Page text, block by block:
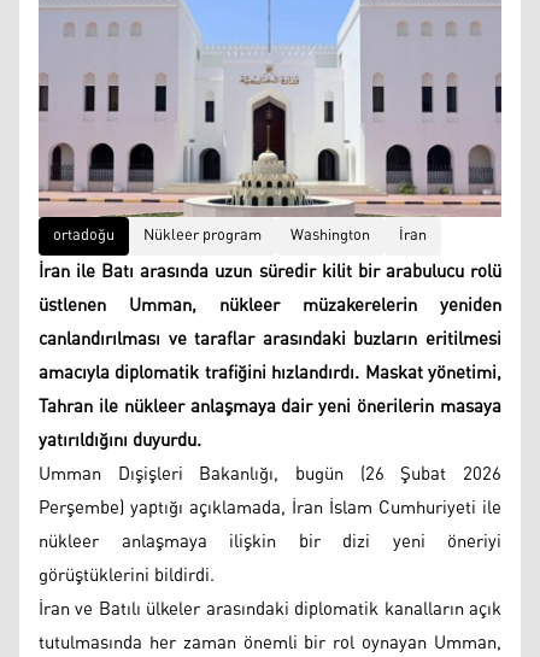
ortadoğu Nükleer program Washington İran
İran ile Batı arasında uzun süredir kilit bir arabulucu rolü
üstlenen Umman, nükleer müzakerelerin yeniden
canlandırılması ve taraflar arasındaki buzların eritilmesi
amacıyla diplomatik trafiğini hızlandırdı. Maskat yönetimi,
Tahran ile nükleer anlaşmaya dair yeni önerilerin masaya
yatırıldığını duyurdu.
Umman Dışişleri Bakanlığı, bugün (26 Şubat 2026
Perşembe) yaptığı açıklamada, İran İslam Cumhuriyeti ile
nükleer anlaşmaya ilişkin bir dizi yeni öneriyi
görüştüklerini bildirdi.
İran ve Batılı ülkeler arasındaki diplomatik kanalların açık
tutulmasında her zaman önemli bir rol oynayan Umman,